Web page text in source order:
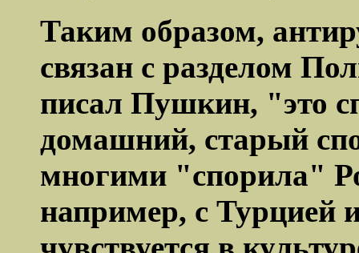
Таким образом,
связан с разделом
писал Пушкин, "это
домашний, старый
многими "спорила"
например, с Турцией